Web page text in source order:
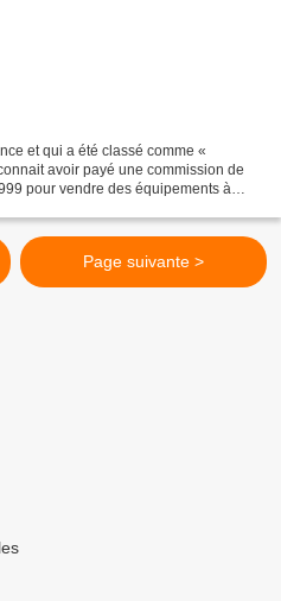
et qui a été classé comme «
avoir payé une commission de
pour vendre des équipements à
Page suivante >